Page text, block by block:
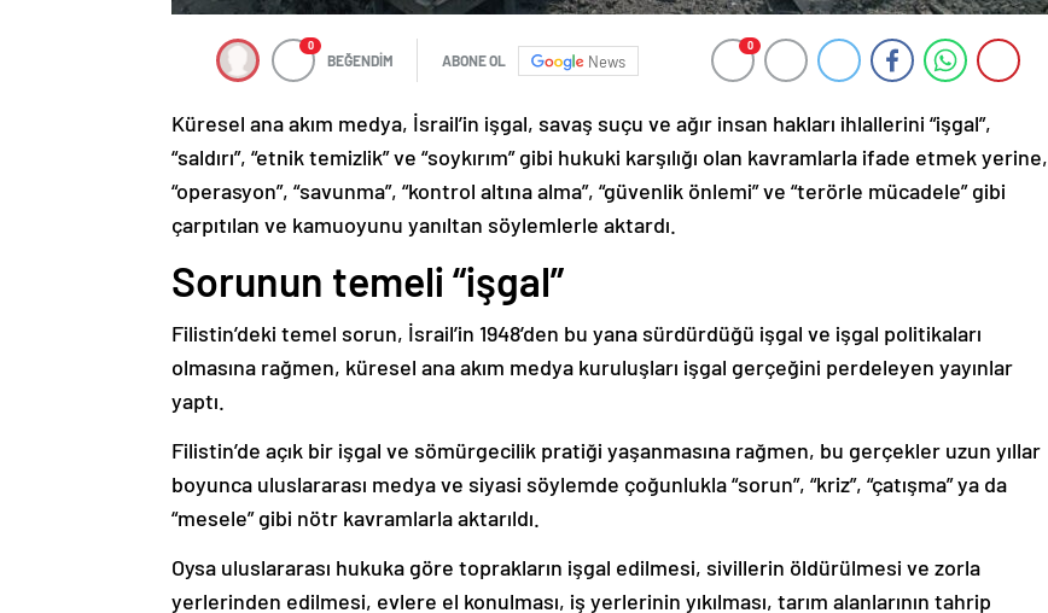
0
BEĞENDİM ABONE OL News
0
Küresel ana akım medya, İsrail’in işgal, savaş suçu ve ağır insan hakları ihlallerini “işgal”,
“saldırı”, “etnik temizlik” ve “soykırım” gibi hukuki karşılığı olan kavramlarla ifade etmek yerine,
“operasyon”, “savunma”, “kontrol altına alma”, “güvenlik önlemi” ve “terörle mücadele” gibi
çarpıtılan ve kamuoyunu yanıltan söylemlerle aktardı.
Sorunun temeli “işgal”
Filistin’deki temel sorun, İsrail’in 1948’den bu yana sürdürdüğü işgal ve işgal politikaları
olmasına rağmen, küresel ana akım medya kuruluşları işgal gerçeğini perdeleyen yayınlar
yaptı.
Filistin’de açık bir işgal ve sömürgecilik pratiği yaşanmasına rağmen, bu gerçekler uzun yıllar
boyunca uluslararası medya ve siyasi söylemde çoğunlukla “sorun”, “kriz”, “çatışma” ya da
“mesele” gibi nötr kavramlarla aktarıldı.
Oysa uluslararası hukuka göre toprakların işgal edilmesi, sivillerin öldürülmesi ve zorla
yerlerinden edilmesi, evlere el konulması, iş yerlerinin yıkılması, tarım alanlarının tahrip